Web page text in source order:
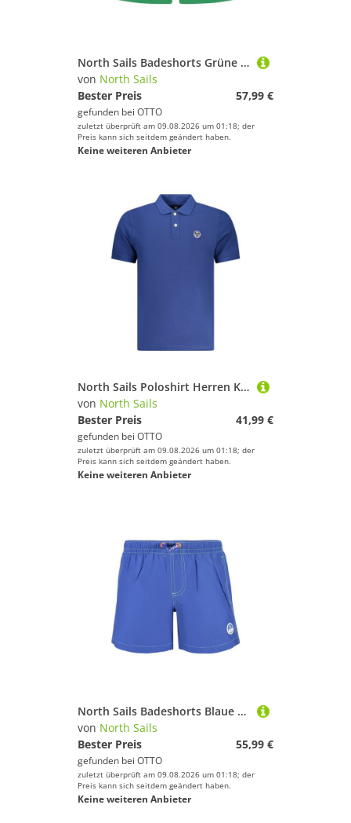
North Sails Badeshorts Grüne Kinder-Badehosen mit Taschen und Kordelzug - Ocean Positive
von North Sails
Bester Preis
57,99 €
gefunden bei OTTO
zuletzt überprüft am 09.08.2026 um 01:18; der
Preis kann sich seitdem geändert haben.
Keine weiteren Anbieter
North Sails Poloshirt Herren Kurzarm-Poloshirt Blau mit Logo und
von North Sails
Bester Preis
41,99 €
gefunden bei OTTO
zuletzt überprüft am 09.08.2026 um 01:18; der
Preis kann sich seitdem geändert haben.
Keine weiteren Anbieter
North Sails Badeshorts Blaue Kinder-Badehose mit Kordelzug und Taschen – Ocean Positive
von North Sails
Bester Preis
55,99 €
gefunden bei OTTO
zuletzt überprüft am 09.08.2026 um 01:18; der
Preis kann sich seitdem geändert haben.
Keine weiteren Anbieter